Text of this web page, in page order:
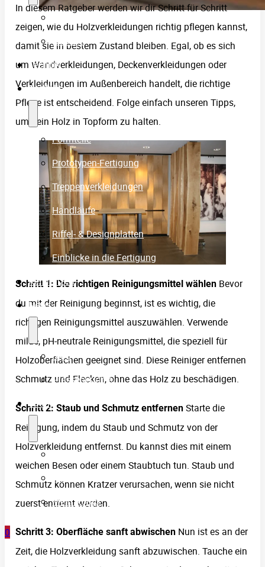
Firmenpartner
Karriere
Technik
Portfolio
Formteile
Prototypen-Fertigung
Treppenverkleidungen
Handläufe
Riffel- & Designplatten
Einblicke in die Fertigung
Referenzen
News
Blog
Presseberichte
Shop
Warenkorb
Kasse
Mein Konto
0
In diesem Ratgeber werden wir dir Schritt für Schritt
zeigen, wie du Holzverkleidungen richtig pflegen kannst,
damit sie in bestem Zustand bleiben. Egal, ob es sich
um Wandverkleidungen, Deckenverkleidungen oder
Verkleidungen im Außenbereich handelt, die richtige
Pflege ist entscheidend. Folge einfach unseren Tipps,
um dein Holz in Topform zu halten.
Schritt 1: Die richtigen Reinigungsmittel wählen Bevor
du mit der Reinigung beginnst, ist es wichtig, die
richtigen Reinigungsmittel auszuwählen. Verwende
milde, pH-neutrale Reinigungsmittel, die speziell für
Holzoberflächen geeignet sind. Diese Reiniger entfernen
Schmutz und Flecken, ohne das Holz zu beschädigen.
Schritt 2: Staub und Schmutz entfernen Starte die
Reinigung, indem du Staub und Schmutz von der
Holzverkleidung entfernst. Du kannst dies mit einem
weichen Besen oder einem Staubtuch tun. Staub und
Schmutz können Kratzer verursachen, wenn sie nicht
zuerst entfernt werden.
Schritt 3: Oberfläche sanft abwischen Nun ist es an der
Zeit, die Holzverkleidung sanft abzuwischen. Tauche ein